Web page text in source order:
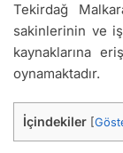
Tekirdağ
sakinlerinin ve
kaynaklarına
oynamaktadır.
İçindekiler